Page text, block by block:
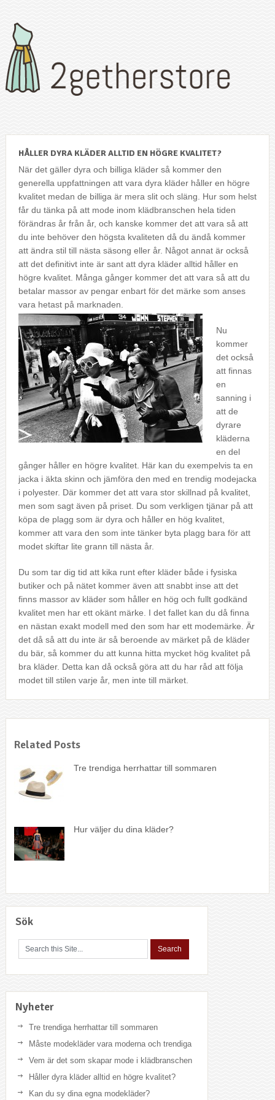
HÅLLER DYRA KLÄDER ALLTID EN HÖGRE KVALITET?
När det gäller dyra och billiga kläder så kommer den
generella uppfattningen att vara dyra kläder håller en högre
kvalitet medan de billiga är mera slit och släng. Hur som helst
får du tänka på att mode inom klädbranschen hela tiden
förändras år från år, och kanske kommer det att vara så att
du inte behöver den högsta kvaliteten då du ändå kommer
att ändra stil till nästa säsong eller år. Något annat är också
att det definitivt inte är sant att dyra kläder alltid håller en
högre kvalitet. Många gånger kommer det att vara så att du
betalar massor av pengar enbart för det märke som anses
vara hetast på marknaden.
Nu
kommer
det också
att finnas
en
sanning i
att de
dyrare
kläderna
en del
gånger håller en högre kvalitet. Här kan du exempelvis ta en
jacka i äkta skinn och jämföra den med en trendig modejacka
i polyester. Där kommer det att vara stor skillnad på kvalitet,
men som sagt även på priset. Du som verkligen tjänar på att
köpa de plagg som är dyra och håller en hög kvalitet,
kommer att vara den som inte tänker byta plagg bara för att
modet skiftar lite grann till nästa år.
Du som tar dig tid att kika runt efter kläder både i fysiska
butiker och på nätet kommer även att snabbt inse att det
finns massor av kläder som håller en hög och fullt godkänd
kvalitet men har ett okänt märke. I det fallet kan du då finna
en nästan exakt modell med den som har ett modemärke. Är
det då så att du inte är så beroende av märket på de kläder
du bär, så kommer du att kunna hitta mycket hög kvalitet på
bra kläder. Detta kan då också göra att du har råd att följa
modet till stilen varje år, men inte till märket.
Related Posts
Tre trendiga herrhattar till sommaren
Hur väljer du dina kläder?
Sök
Nyheter
Tre trendiga herrhattar till sommaren
Måste modekläder vara moderna och trendiga
Vem är det som skapar mode i klädbranschen
Håller dyra kläder alltid en högre kvalitet?
Kan du sy dina egna modekläder?